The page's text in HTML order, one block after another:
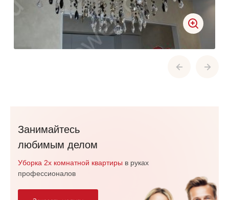
Занимайтесь
любимым делом
Уборка 2х комнатной квартиры в руках
профессионалов